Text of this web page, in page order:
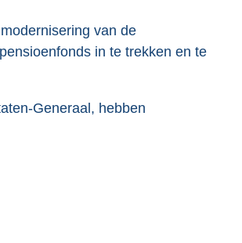
van de
in te trekken en te
Generaal, hebben